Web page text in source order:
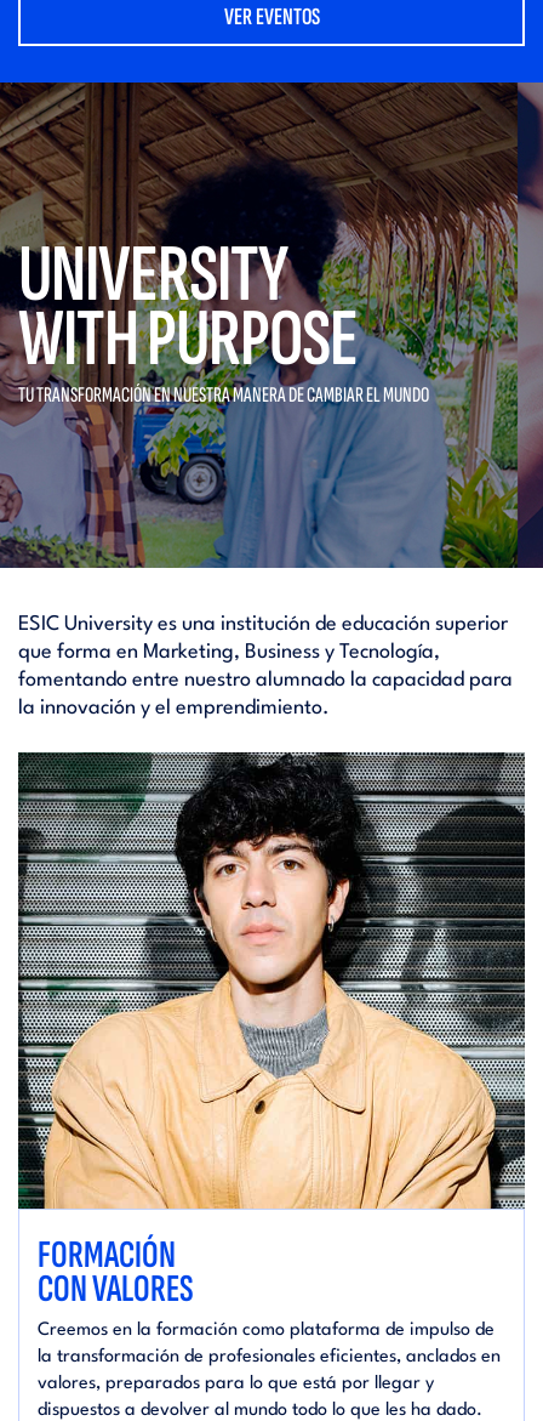
VER EVENTOS
UNIVERSITY
WITH PURPOSE
TU TRANSFORMACIÓN EN NUESTRAMANERA DE CAMBIAR EL MUNDO
ESIC University es una institución de educación superior
que forma en Marketing, Business y Tecnología,
fomentando entre nuestro alumnado la capacidad para
la innovación y el emprendimiento.
FORMACIÓN
CON VALORES
Creemos en la formación como plataforma de impulso de
la transformación de profesionales eficientes, anclados en
valores, preparados para lo que está por llegar y
dispuestos a devolver al mundo todo lo que les ha dado.